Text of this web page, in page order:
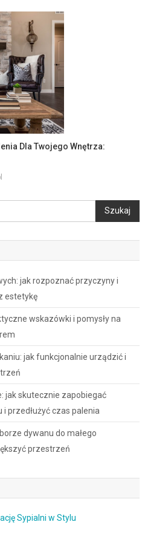
Dla Twojego Wnętrza:
Szukaj
jak rozpoznać przyczyny i
estetykę
wskazówki i pomysły na
jak funkcjonalnie urządzić i
jak skutecznie zapobiegać
przedłużyć czas palenia
dywanu do małego
przestrzeń
Sypialni w Stylu